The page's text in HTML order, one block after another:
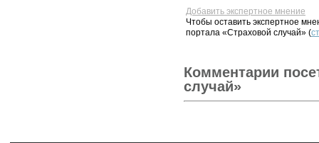
Добавить экспертное мнение
Чтобы оставить экспертное
портала «Страховой случай» (
Комментарии
случай»